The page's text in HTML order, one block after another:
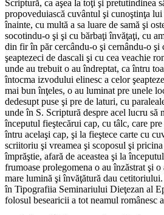
Scriptură, ca aşea la toţi şi pretutindinea
propoveduiască cuvântul şi cunoştinţa
înainte, cu multă a sa luare de samă şi
socotindu-o şi şi cu bărbaţi învăţaţi, cu
din fir în păr cercându-o şi cernându-o şi
şeaptezeci de dascali şi cu cea veachie
unde au trebuit o au îndreptat, ca întru
întocma izvodului elinesc a celor
mai bun înţeles, o au luminat pre unele
dedesupt puse şi pre de laturi, cu
unde în S. Scriptură despre acel lucru să
începutul fieştecărui cap, cu tâlc, care
întru acelaşi cap, şi la fieştece carte cu
scriitoriu şi vreamea şi scoposul şi
împrăştie, afară de aceastea şi la
frumoase prolegomena o au înzăstrat şi
mare lumină şi învăţătură dau
în Tipografiia Seminariului Dieţezan al
folosul besearicii a tot neamul românesc